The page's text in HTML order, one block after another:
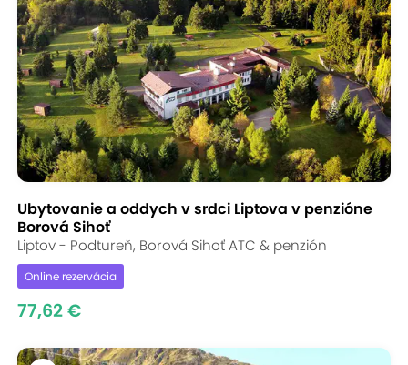
Ubytovanie a oddych v srdci Liptova v penzióne
Borová Sihoť
Liptov - Podtureň, Borová Sihoť ATC & penzión
Online rezervácia
77,62 €